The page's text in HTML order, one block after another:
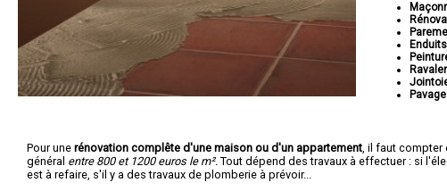
Pour une rénovation complête d'une maison ou d'un appartement , il faut compter
général entre 800 et 1200 euros le m². Tout dépend des travaux à effectuer : si
est à refaire, s'il y a des travaux de plomberie à prévoir...